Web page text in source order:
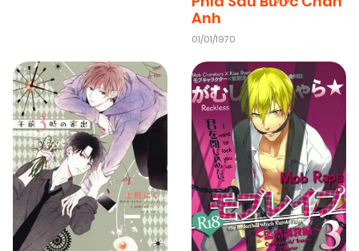
Anh
01/01/1970